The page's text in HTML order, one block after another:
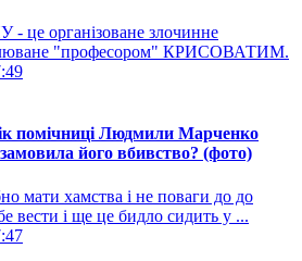
- це організоване злочинне
"професором" КРИСОВАТИМ.
помічниці Людмили Марченко
його вбивство? (фото)
мати хамства і не поваги до до
вести і ще це бидло сидить у ...